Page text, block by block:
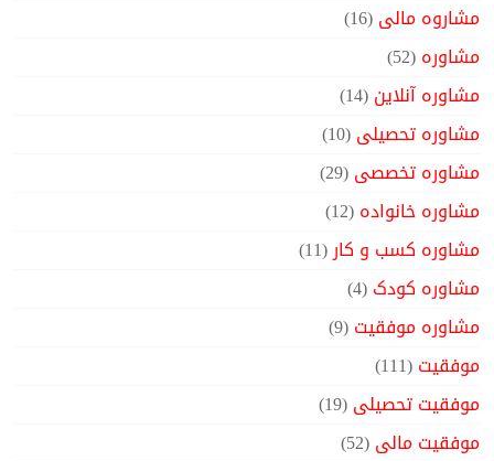
مشاروه مالی(16)
مشاوره(52)
مشاوره آنلاین(14)
مشاوره تحصیلی(10)
مشاوره تخصصی(29)
مشاوره خانواده(12)
مشاوره کسب و کار(11)
مشاوره کودک(4)
مشاوره موفقیت(9)
موفقیت(111)
موفقیت تحصیلی(19)
موفقیت مالی(52)